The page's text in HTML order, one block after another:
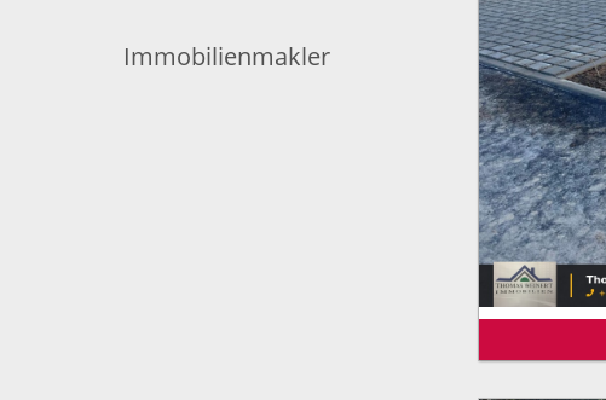
Immobilienmakler